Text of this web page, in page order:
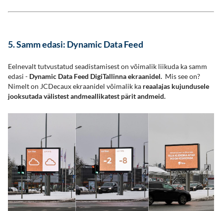
5. Samm edasi: Dynamic Data Feed
Eelnevalt tutvustatud seadistamisest on võimalik liikuda ka samm
edasi - Dynamic Data Feed DigiTallinna ekraanidel. Mis see on?
Nimelt on JCDecaux ekraanidel võimalik ka reaalajas kujundusele
jooksutada välistest andmeallikatest pärit andmeid.